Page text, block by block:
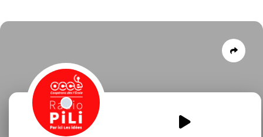
CONTACT
tous-citoyens-21-
DECEMBRE.mp3